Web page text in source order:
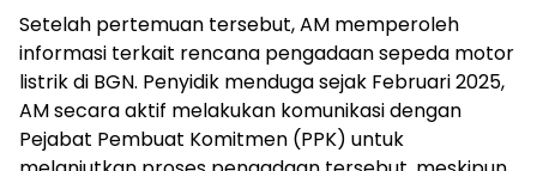
Setelah pertemuan tersebut, AM memperoleh
informasi terkait rencana pengadaan sepeda motor
listrik di BGN. Penyidik menduga sejak Februari 2025,
AM secara aktif melakukan komunikasi dengan
Pejabat Pembuat Komitmen (PPK) untuk